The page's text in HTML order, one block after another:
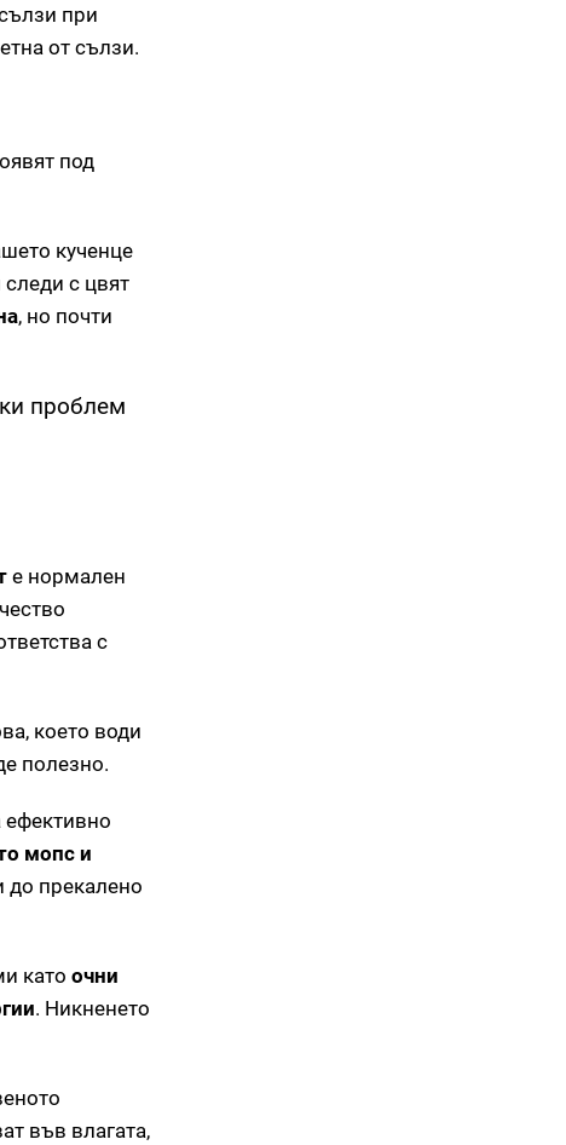
при
от сълзи.
под
кученце
следи с цвят
, но почти
проблем
е нормален
с
което води
полезно.
ефективно
мопс и
до прекалено
като очни
. Никненето
във влагата,